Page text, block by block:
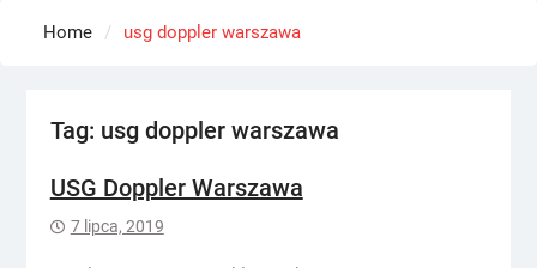
Home usg doppler warszawa
Tag: usg doppler warszawa
USG Doppler Warszawa
7 lipca, 2019